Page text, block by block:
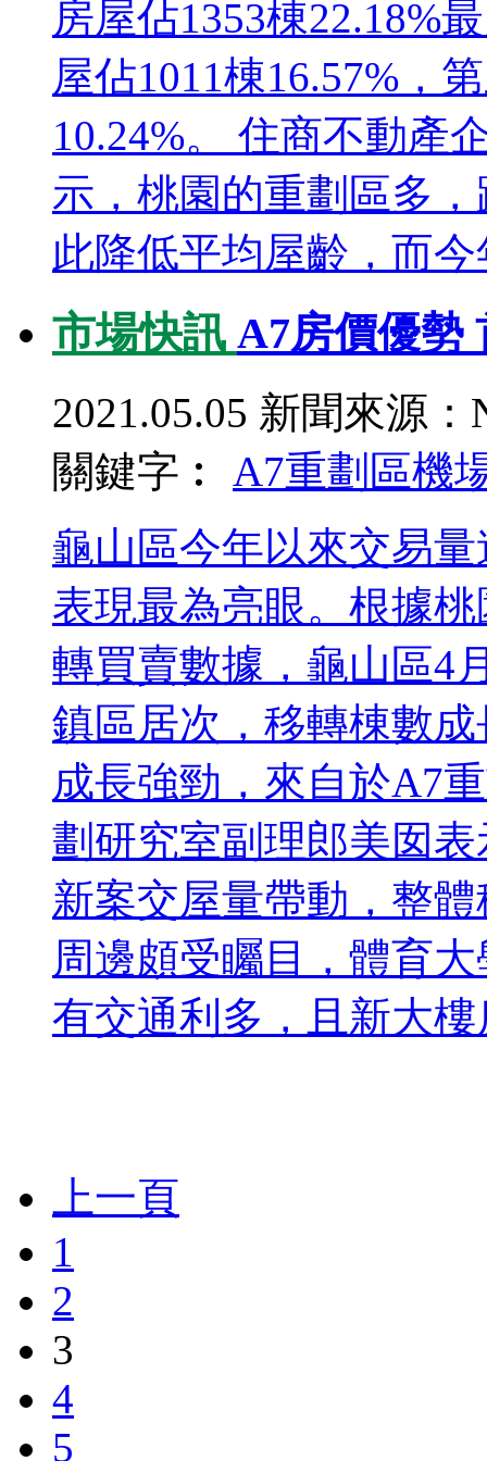
房屋佔1353棟22.18%
屋佔1011棟16.57%，
10.24%。 住商不動產
示，桃園的重劃區多
此降低平均屋齡，而
市場快訊 A7房價優勢
2021.05.05 新聞來源：
關鍵字︰ A7重劃區機
龜山區今年以來交易
表現最為亮眼。根據
轉買賣數據，龜山區4
鎮區居次，移轉棟數
成長強勁，來自於A7
劃研究室副理郎美囡
新案交屋量帶動，整
周邊頗受矚目，體育
有交通利多，且新大
上一頁
1
2
3
4
5